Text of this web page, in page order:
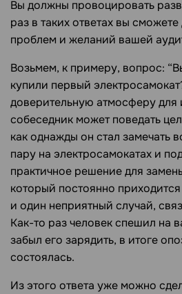
Вы должны провоцировать
раз в таких ответах вы
проблем и желаний вашей
Возьмем, к примеру, вопрос:
купили первый
доверительную атмосферу для
собеседник может поведать
как однажды он стал замечать
пару на электросамокатах и
практичное решение для
который постоянно
и один неприятный случай,
Как-то раз человек спешил на
забыл его зарядить, в итоге
состоялась.
Из этого ответа уже можно